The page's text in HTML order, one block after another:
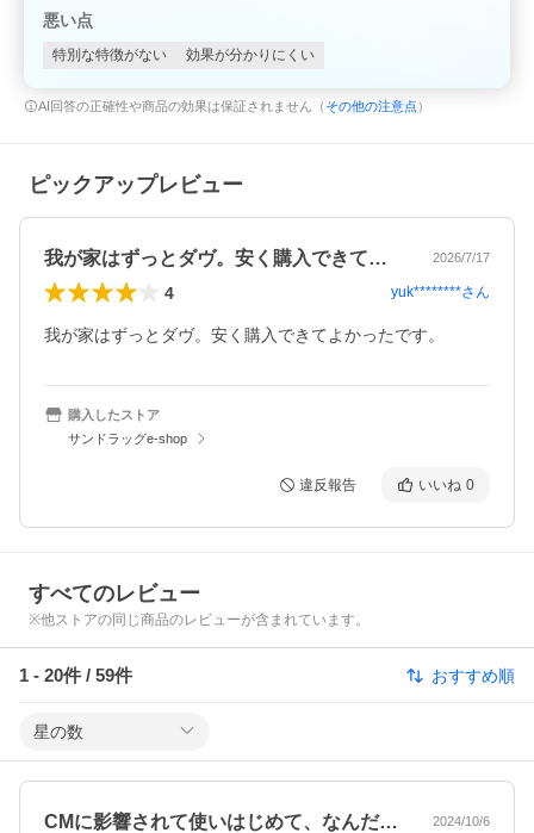
悪い点
特別な特徴がない 効果が分かりにくい
AI回答の正確性や商品の効果は保証されません（ その他の注意点 ）
ピックアップレビュー
我が家はずっとダヴ。安く購入できてよか… 2026/7/17
4 yuk********さん
我が家はずっとダヴ。安く購入できてよかったです。
購入したストア
サンドラッグe-shop
違反報告 いいね 0
すべてのレビュー
※他ストアの同じ商品のレビューが含まれています。
1 - 20件 / 59件 おすすめ順
星の数
CMに影響されて使いはじめて、なんだか… 2024/10/6